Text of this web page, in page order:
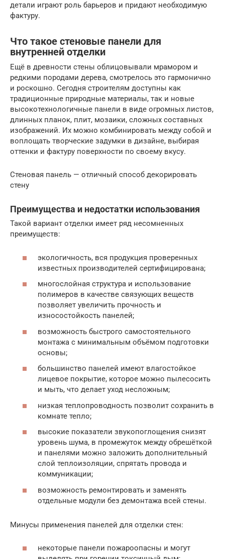
детали играют роль барьеров и придают необходимую
фактуру.
Что такое стеновые панели для
внутренней отделки
Ещё в древности стены облицовывали мрамором и
редкими породами дерева, смотрелось это гармонично
и роскошно. Сегодня строителям доступны как
традиционные природные материалы, так и новые
высокотехнологичные панели в виде огромных листов,
длинных планок, плит, мозаики, сложных составных
изображений. Их можно комбинировать между собой и
воплощать творческие задумки в дизайне, выбирая
оттенки и фактуру поверхности по своему вкусу.
Стеновая панель — отличный способ декорировать
стену
Преимущества и недостатки использования
Такой вариант отделки имеет ряд несомненных
преимуществ:
экологичность, вся продукция проверенных
известных производителей сертифицирована;
многослойная структура и использование
полимеров в качестве связующих веществ
позволяет увеличить прочность и
износостойкость панелей;
возможность быстрого самостоятельного
монтажа с минимальным объёмом подготовки
основы;
большинство панелей имеют влагостойкое
лицевое покрытие, которое можно пылесосить
и мыть, что делает уход несложным;
низкая теплопроводность позволит сохранить в
комнате тепло;
высокие показатели звукопоглощения снизят
уровень шума, в промежуток между обрешёткой
и панелями можно заложить дополнительный
слой теплоизоляции, спрятать провода и
коммуникации;
возможность ремонтировать и заменять
отдельные модули без демонтажа всей стены.
Минусы применения панелей для отделки стен:
некоторые панели пожароопасны и могут